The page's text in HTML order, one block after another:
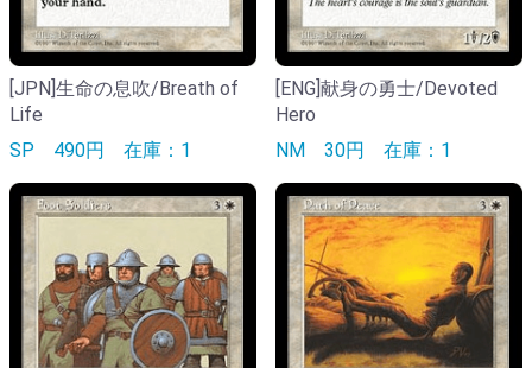
[JPN]生命の息吹/Breath of
Life
SP 490円 在庫：1
[ENG]献身の勇士/Devoted
Hero
NM 30円 在庫：1